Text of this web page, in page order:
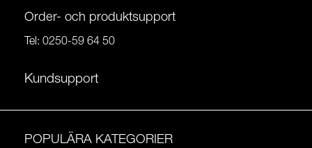
Order- och produktsupport
Tel: 0250-59 64 50
Kundsupport
POPULÄRA KATEGORIER